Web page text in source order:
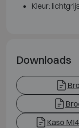
Kleur:
Downloads
Kaso